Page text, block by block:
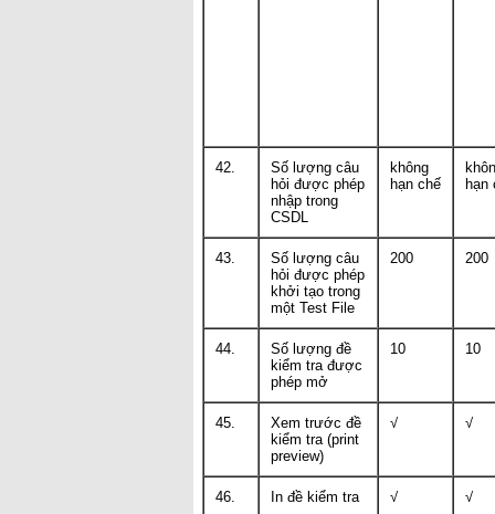
42.
Số lượng câu
hỏi được phép
nhập trong
CSDL
không
hạn chế
hạn
43.
Số lượng câu
hỏi được phép
khởi tạo trong
một Test File
200 200
44.
Số lượng đề
kiểm tra được
phép mở
10 10
45.
Xem trước đề
kiểm tra (print
preview)
√ √
46. In đề kiểm tra √ √